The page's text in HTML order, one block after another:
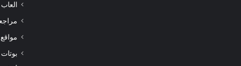
مواقع
بوتات